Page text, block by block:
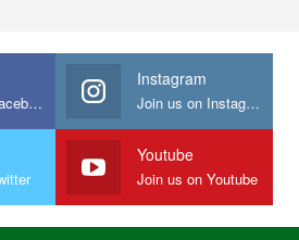
Join us on Facebook
Instagram
Join us on Instagram
Youtube
Join us on Youtube